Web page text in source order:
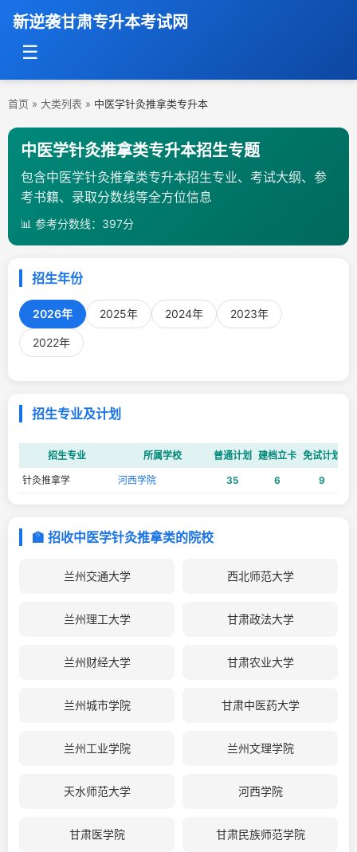
新逆袭甘肃专升本考试网
☰
首页 » 大类列表 » 中医学针灸推拿类专升本
中医学针灸推拿类专升本招生专题
包含中医学针灸推拿类专升本招生专业、考试大纲、参
考书籍、录取分数线等全方位信息
📊 参考分数线：397分
招生年份
2026年 2025年 2024年 2023年
2022年
招生专业及计划
招生专业 所属学校 普通计划 建档立卡 免试计划
针灸推拿学 河西学院 35 6 9
🏫 招收中医学针灸推拿类的院校
兰州交通大学 西北师范大学
兰州理工大学 甘肃政法大学
兰州财经大学 甘肃农业大学
兰州城市学院 甘肃中医药大学
兰州工业学院 兰州文理学院
天水师范大学 河西学院
甘肃医学院 甘肃民族师范学院